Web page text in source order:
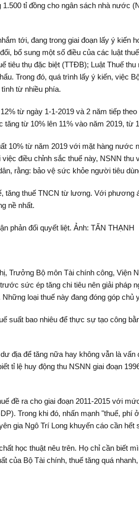
tỉ đồng cho ngân sách nhà nước
tới, đang trong giai đoạn lấy ý kiến
bổ sung một số điều của các luật
tiêu thụ đặc biệt (TTĐB); Luật Thuế
Trong đó, quá trình lấy ý kiến, việc
từ nhiều phía.
từ ngày 1-1-2019 và 2 năm tiếp
từ 10% lên 11% vào năm 2019, từ
10% từ năm 2019 với mặt hàng
điều chỉnh sắc thuế này, NSNN
rằng: bảo vệ sức khỏe người tiêu
thuế TNCN từ lương. Với phương
nề nhất.
phản đối quyết liệt. Ảnh: TẤN THẠNH
Trưởng Bộ môn Tài chính công, Viện
sức ép tăng chi tiêu nên giải pháp
loại thuế này đang đóng góp chủ
suất bao nhiêu để thực sự tạo công
địa để tăng nữa hay không vẫn là
tỉ lệ huy động thu NSNN giai đoạn
đề ra cho giai đoạn 2011-2015 với
Trong khi đó, nhấn mạnh "thuế,
gia Ngô Trí Long khuyến cáo cần
học thuật nêu trên. Họ chỉ cần biết
của Bộ Tài chính, thuế tăng quá nhanh,